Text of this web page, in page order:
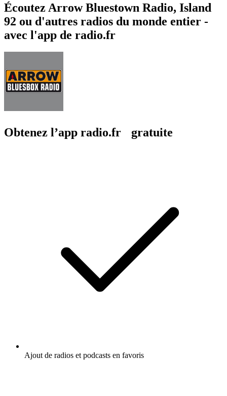
Écoutez Arrow Bluestown Radio, Island
92 ou d'autres radios du monde entier -
avec l'app de radio.fr
Obtenez l’app radio.fr gratuite
Ajout de radios et podcasts en favoris